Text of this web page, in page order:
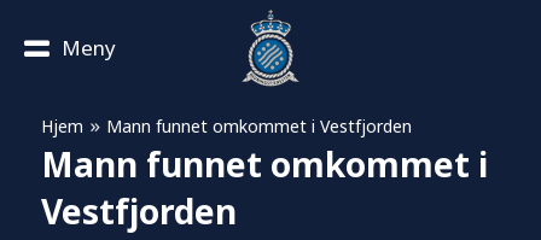
Meny
Hjem » Mann funnet omkommet i Vestfjorden
Mann funnet omkommet i
Vestfjorden